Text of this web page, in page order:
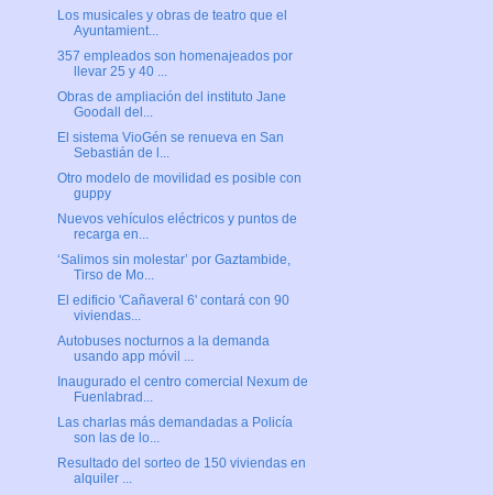
Los musicales y obras de teatro que el
Ayuntamient...
357 empleados son homenajeados por
llevar 25 y 40 ...
Obras de ampliación del instituto Jane
Goodall del...
El sistema VioGén se renueva en San
Sebastián de l...
Otro modelo de movilidad es posible con
guppy
Nuevos vehículos eléctricos y puntos de
recarga en...
‘Salimos sin molestar’ por Gaztambide,
Tirso de Mo...
El edificio 'Cañaveral 6' contará con 90
viviendas...
Autobuses nocturnos a la demanda
usando app móvil ...
Inaugurado el centro comercial Nexum de
Fuenlabrad...
Las charlas más demandadas a Policía
son las de lo...
Resultado del sorteo de 150 viviendas en
alquiler ...